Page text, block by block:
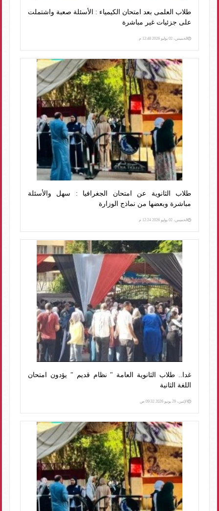
طلاب العلمى بعد امتحان الكيمياء : الأسئلة صعبة واشتملت
على جزئيات غير مباشرة
الخميس، 02 يوليو 2026 12:48 م
طلاب الثانوية عن امتحان الجغرافيا : سهل والأسئلة
مباشرة وبعضها من نماذج الوزارة
الخميس، 02 يوليو 2026 12:24 م
غدا.. طلاب الثانوية العامة " نظام قديم " يؤدون امتحان
اللغة الثانية
الإثنين، 29 يونيو 2026 09:32 ص